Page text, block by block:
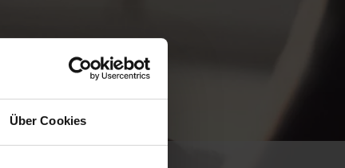
Über Cookies